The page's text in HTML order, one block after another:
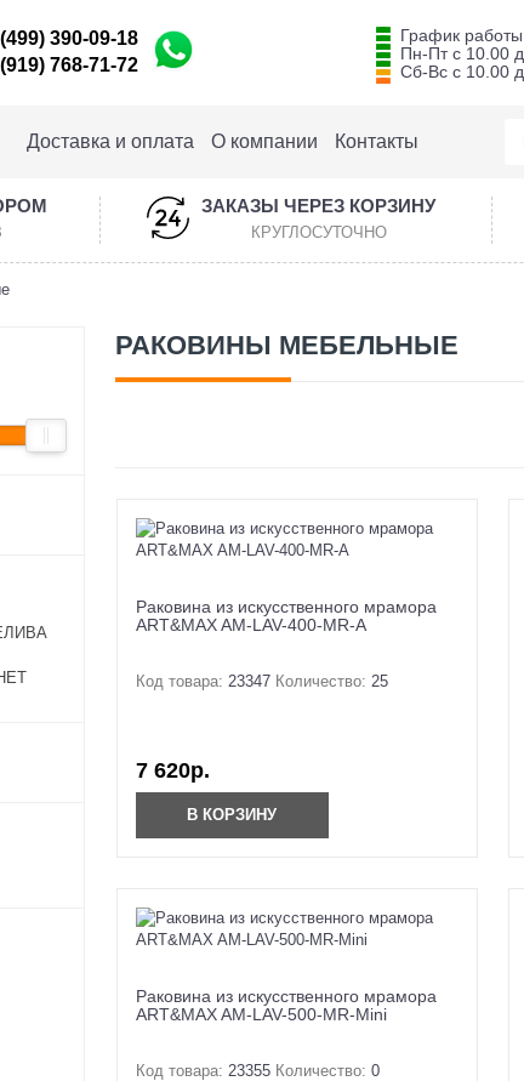
390-09-18
768-71-72
График работы
Пн-Пт с 10.00
Сб-Вс с 10.00
Доставка и оплата О компании Контакты
ЗАКАЗЫ ЧЕРЕЗ КОРЗИНУ
КРУГЛОСУТОЧНО
РАКОВИНЫ МЕБЕЛЬНЫЕ
Раковина из искусственного мрамора
ART&MAX AM-LAV-400-MR-A
Код товара: 23347 Количество: 25
7 620р.
В КОРЗИНУ
Раковина из искусственного мрамора
ART&MAX AM-LAV-500-MR-Mini
Код товара: 23355 Количество: 0